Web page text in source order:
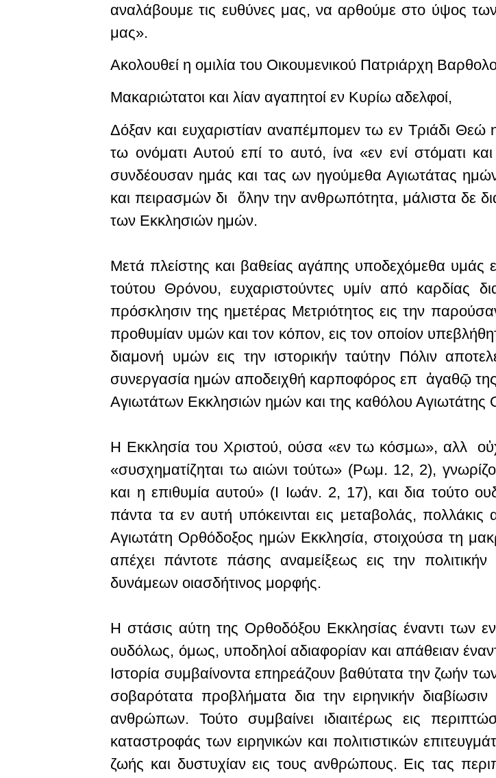
αναλάβουμε τις ευθύνες μας, να αρθούμε στο ύψος
μας».
Ακολουθεί η ομιλία του Οικουμενικού Πατριάρχη
Μακαριώτατοι και λίαν αγαπητοί εν Κυρίω αδελφοί,
Δόξαν και ευχαριστίαν αναπέμπομεν τω εν Τριάδι
τω ονόματι Αυτού επί το αυτό, ίνα «εν ενί στόματι
συνδέουσαν ημάς και τας ων ηγούμεθα Αγιωτάτας
και πειρασμών δι ὅλην την ανθρωπότητα, μάλιστα δε
των Εκκλησιών ημών.
Μετά πλείστης και βαθείας αγάπης υποδεχόμεθα υμάς
τούτου Θρόνου, ευχαριστούντες υμίν από καρδίας
πρόσκλησιν της ημετέρας Μετριότητος εις την
προθυμίαν υμών και τον κόπον, εις τον οποίον
διαμονή υμών εις την ιστορικήν ταύτην Πόλιν
συνεργασία ημών αποδειχθή καρποφόρος επ ἀγαθῷ
Αγιωτάτων Εκκλησιών ημών και της καθόλου Αγιωτάτης
Η Εκκλησία του Χριστού, ούσα «εν τω κόσμω», αλλ
«συσχηματίζηται τω αιώνι τούτω» (Ρωμ. 12, 2),
και η επιθυμία αυτού» (Ι Ιωάν. 2, 17), και δια τούτο
πάντα τα εν αυτή υπόκεινται εις μεταβολάς,
Αγιωτάτη Ορθόδοξος ημών Εκκλησία, στοιχούσα τη
απέχει πάντοτε πάσης αναμείξεως εις την
δυνάμεων οιασδήτινος μορφής.
Η στάσις αύτη της Ορθοδόξου Εκκλησίας έναντι των
ουδόλως, όμως, υποδηλοί αδιαφορίαν και απάθειαν
Ιστορία συμβαίνοντα επηρεάζουν βαθύτατα την ζωήν
σοβαρότατα προβλήματα δια την ειρηνικήν
ανθρώπων. Τούτο συμβαίνει ιδιαιτέρως εις
καταστροφάς των ειρηνικών και πολιτιστικών
ζωής και δυστυχίαν εις τους ανθρώπους. Εις τας